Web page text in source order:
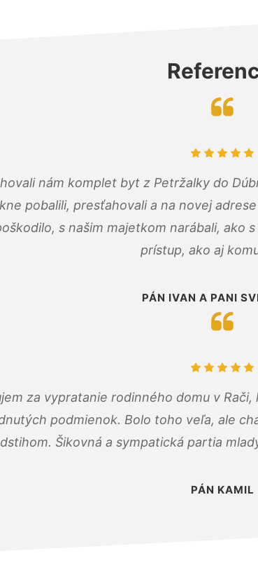
nám komplet byt z Petržalky do
pobalili, presťahovali a na novej
s našim majetkom narábali, ako
prístup, ako aj
PÁN IVAN A PANI
za vypratanie rodinného domu v
podmienok. Bolo toho veľa, ale
Šikovná a sympatická partia
PÁN KAMIL